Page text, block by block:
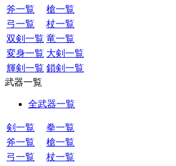
斧一覧
槍一覧
弓一覧
杖一覧
双剣一覧 竜一覧
変身一覧 大剣一覧
輝剣一覧 鎖剣一覧
武器一覧
全武器一覧
剣一覧
拳一覧
斧一覧
槍一覧
弓一覧
杖一覧